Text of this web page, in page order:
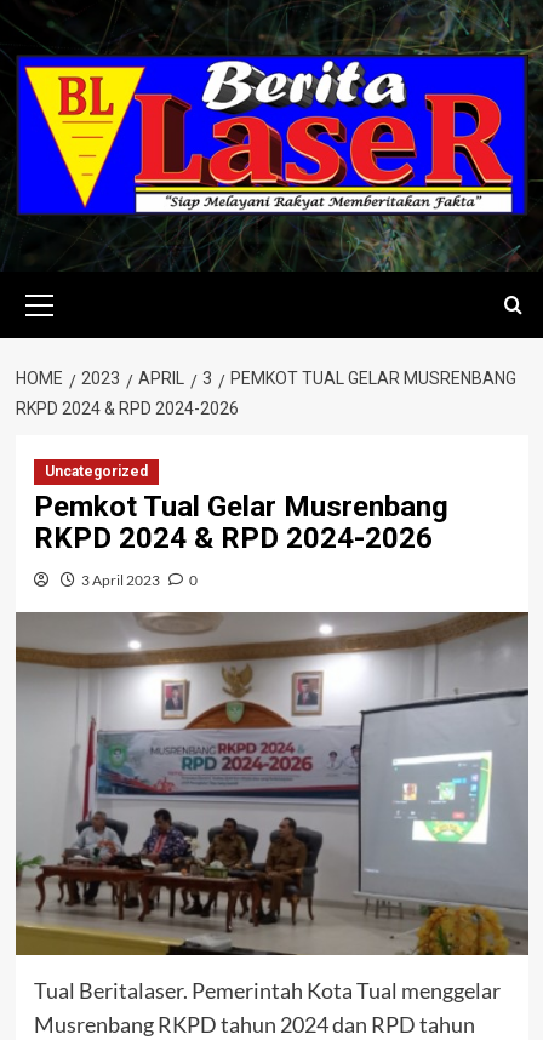
Skip
to
content
Menu
HOME 2023 APRIL 3
PEMKOT TUAL GELAR MUSRENBANG
RKPD 2024 & RPD 2024-2026
Uncategorized
Pemkot Tual Gelar Musrenbang
RKPD 2024 & RPD 2024-2026
3 April 2023 0
Tual Beritalaser. Pemerintah Kota Tual menggelar
Musrenbang RKPD tahun 2024 dan RPD tahun